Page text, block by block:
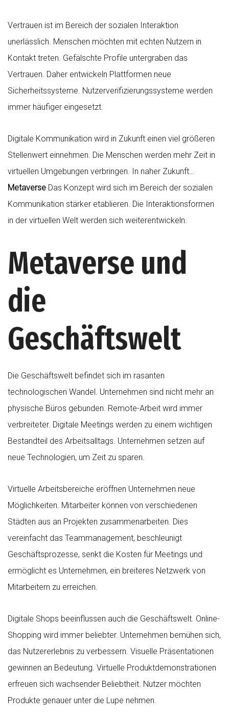
Vertrauen ist im Bereich der sozialen Interaktion
unerlässlich. Menschen möchten mit echten Nutzern in
Kontakt treten. Gefälschte Profile untergraben das
Vertrauen. Daher entwickeln Plattformen neue
Sicherheitssysteme. Nutzerverifizierungssysteme werden
immer häufiger eingesetzt.
Digitale Kommunikation wird in Zukunft einen viel größeren
Stellenwert einnehmen. Die Menschen werden mehr Zeit in
virtuellen Umgebungen verbringen. In naher Zukunft…
Metaverse Das Konzept wird sich im Bereich der sozialen
Kommunikation stärker etablieren. Die Interaktionsformen
in der virtuellen Welt werden sich weiterentwickeln.
Metaverse und
die
Geschäftswelt
Die Geschäftswelt befindet sich im rasanten
technologischen Wandel. Unternehmen sind nicht mehr an
physische Büros gebunden. Remote-Arbeit wird immer
verbreiteter. Digitale Meetings werden zu einem wichtigen
Bestandteil des Arbeitsalltags. Unternehmen setzen auf
neue Technologien, um Zeit zu sparen.
Virtuelle Arbeitsbereiche eröffnen Unternehmen neue
Möglichkeiten. Mitarbeiter können von verschiedenen
Städten aus an Projekten zusammenarbeiten. Dies
vereinfacht das Teammanagement, beschleunigt
Geschäftsprozesse, senkt die Kosten für Meetings und
ermöglicht es Unternehmen, ein breiteres Netzwerk von
Mitarbeitern zu erreichen.
Digitale Shops beeinflussen auch die Geschäftswelt. Online-
Shopping wird immer beliebter. Unternehmen bemühen sich,
das Nutzererlebnis zu verbessern. Visuelle Präsentationen
gewinnen an Bedeutung. Virtuelle Produktdemonstrationen
erfreuen sich wachsender Beliebtheit. Nutzer möchten
Produkte genauer unter die Lupe nehmen.